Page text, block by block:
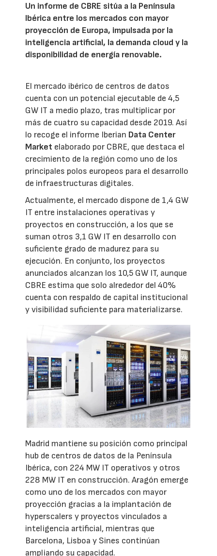
Un informe de CBRE sitúa a la Península
Ibérica entre los mercados con mayor
proyección de Europa, impulsada por la
inteligencia artificial, la demanda cloud y la
disponibilidad de energía renovable.
El mercado ibérico de centros de datos
cuenta con un potencial ejecutable de 4,5
GW IT a medio plazo, tras multiplicar por
más de cuatro su capacidad desde 2019. Así
lo recoge el informe Iberian Data Center
Market elaborado por CBRE, que destaca el
crecimiento de la región como uno de los
principales polos europeos para el desarrollo
de infraestructuras digitales.
Actualmente, el mercado dispone de 1,4 GW
IT entre instalaciones operativas y
proyectos en construcción, a los que se
suman otros 3,1 GW IT en desarrollo con
suficiente grado de madurez para su
ejecución. En conjunto, los proyectos
anunciados alcanzan los 10,5 GW IT, aunque
CBRE estima que solo alrededor del 40%
cuenta con respaldo de capital institucional
y visibilidad suficiente para materializarse.
Madrid mantiene su posición como principal
hub de centros de datos de la Península
Ibérica, con 224 MW IT operativos y otros
228 MW IT en construcción. Aragón emerge
como uno de los mercados con mayor
proyección gracias a la implantación de
hyperscalers y proyectos vinculados a
inteligencia artificial, mientras que
Barcelona, Lisboa y Sines continúan
ampliando su capacidad.